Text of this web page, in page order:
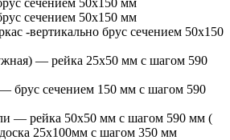
сечением 50х150 мм
-вертикально брус сечением 50х150
— рейка 25х50 мм с шагом 590
брус сечением 150 мм с шагом 590
— рейка 50х50 мм с шагом 590 мм (
25х100мм с шагом 350 мм